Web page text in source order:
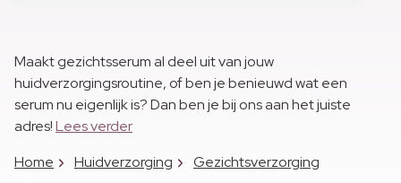
Maakt gezichtsserum al deel uit van jouw
huidverzorgingsroutine, of ben je benieuwd wat een
serum nu eigenlijk is? Dan ben je bij ons aan het juiste
adres!Lees verder
Home
Huidverzorging Gezichtsverzorging